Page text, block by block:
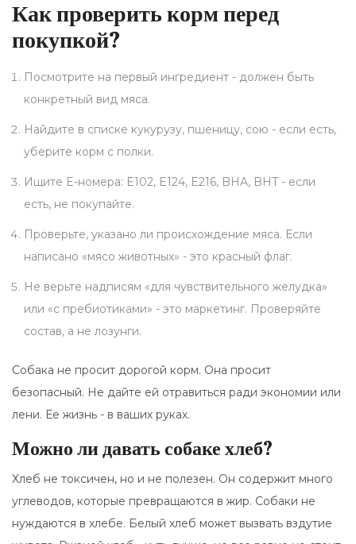
Как проверить корм перед
покупкой?
Посмотрите на первый ингредиент - должен быть
конкретный вид мяса.
Найдите в списке кукурузу, пшеницу, сою - если есть,
уберите корм с полки.
Ищите E-номера: E102, E124, E216, BHA, BHT - если
есть, не покупайте.
Проверьте, указано ли происхождение мяса. Если
написано «мясо животных» - это красный флаг.
Не верьте надписям «для чувствительного желудка»
или «с пребиотиками» - это маркетинг. Проверяйте
состав, а не лозунги.
Собака не просит дорогой корм. Она просит
безопасный. Не дайте ей отравиться ради экономии или
лени. Ее жизнь - в ваших руках.
Можно ли давать собаке хлеб?
Хлеб не токсичен, но и не полезен. Он содержит много
углеводов, которые превращаются в жир. Собаки не
нуждаются в хлебе. Белый хлеб может вызвать вздутие